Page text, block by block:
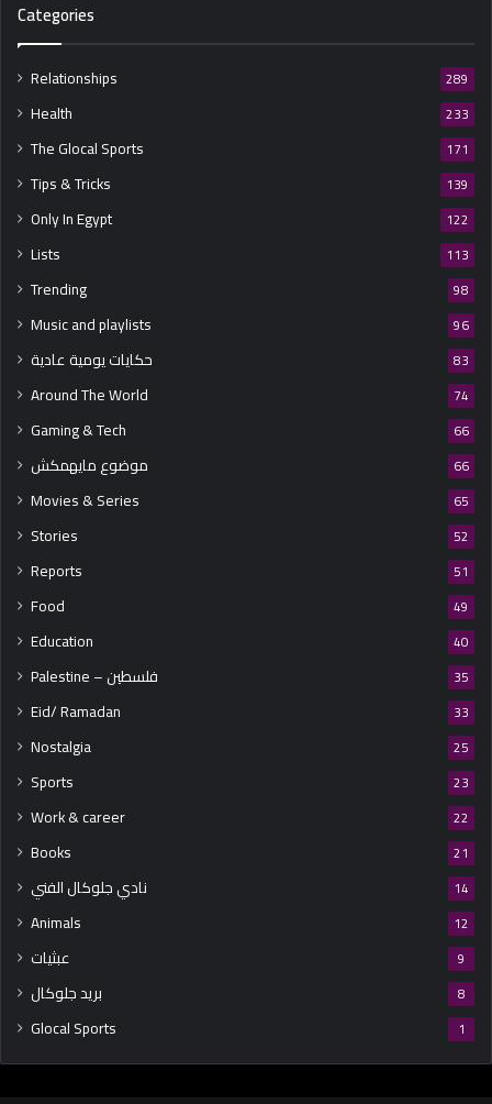
Categories
Relationships 289
Health 233
The Glocal Sports 171
Tips & Tricks 139
Only In Egypt 122
Lists 113
Trending 98
Music and playlists 96
حكايات يومية عادية 83
Around The World 74
Gaming & Tech 66
موضوع مايهمكش 66
Movies & Series 65
Stories 52
Reports 51
Food 49
Education 40
Palestine – فلسطين 35
Eid/ Ramadan 33
Nostalgia 25
Sports 23
Work & career 22
Books 21
نادي جلوكال الفني 14
Animals 12
عبثيات 9
بريد جلوكال 8
Glocal Sports 1